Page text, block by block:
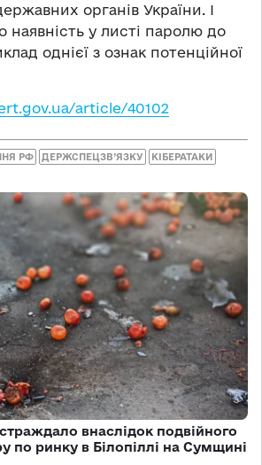
органів України. І
наявність у листі паролю до
однієї з ознак потенційної
article/40102
РФ ДЕРЖСПЕЦЗВ’ЯЗКУ КІБЕРАТАКИ
внаслідок подвійного
по ринку в Білопіллі на Сумщині